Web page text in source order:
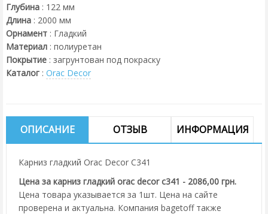
Глубина : 122 мм
Длина : 2000 мм
Орнамент : Гладкий
Материал : полиуретан
Покрытие : загрунтован под покраску
Каталог : Orac Decor
ОПИСАНИЕ ОТЗЫВ ИНФОРМАЦИЯ
Карниз гладкий Orac Decor C341
Цена за карниз гладкий orac decor c341 - 2086,00 грн.
Цена товара указывается за 1шт. Цена на сайте
проверена и актуальна. Компания bagetoff также